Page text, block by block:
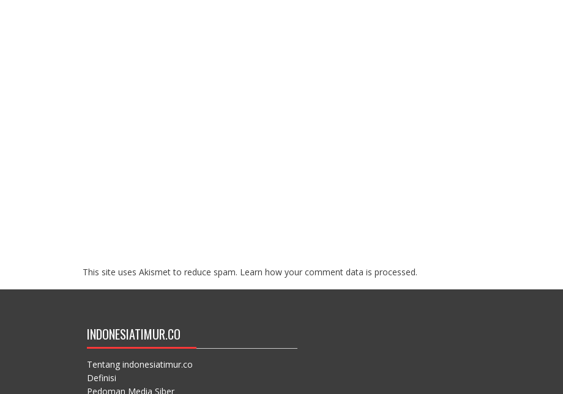
This site uses Akismet to reduce spam. Learn how your comment data is processed.
INDONESIATIMUR.CO
Tentang indonesiatimur.co
Definisi
Pedoman Media Siber